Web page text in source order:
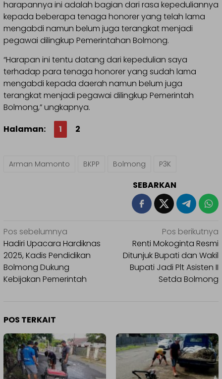
harapannya ini adalah bagian dari rasa kepeduliannya
kepada beberapa tenaga honorer yang telah lama
mengabdi namun belum juga terangkat menjadi
pegawai dilingkup Pemerintahan Bolmong.
“Harapan ini tentu datang dari kepedulian saya
terhadap para tenaga honorer yang sudah lama
mengabdi kepada daerah namun belum juga
terangkat menjadi pegawai dilingkup Pemerintah
Bolmong,” ungkapnya.
Halaman:
1 2
Arman Mamonto BKPP Bolmong P3K
SEBARKAN
Navigasi
pos
Pos sebelumnya
Hadiri Upacara Hardiknas
2025, Kadis Pendidikan
Bolmong Dukung
Kebijakan Pemerintah
Pos berikutnya
Renti Mokoginta Resmi
Ditunjuk Bupati dan Wakil
Bupati Jadi Plt Asisten II
Setda Bolmong
POS TERKAIT